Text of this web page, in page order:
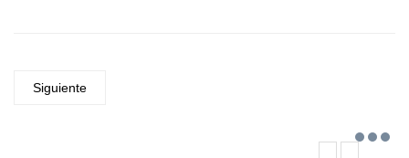
Siguiente